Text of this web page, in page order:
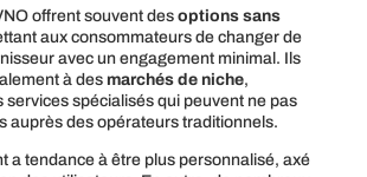
offrent souvent des options sans
aux consommateurs de changer de
avec un engagement minimal. Ils
à des marchés de niche,
services spécialisés qui peuvent ne pas
auprès des opérateurs traditionnels.
a tendance à être plus personnalisé, axé